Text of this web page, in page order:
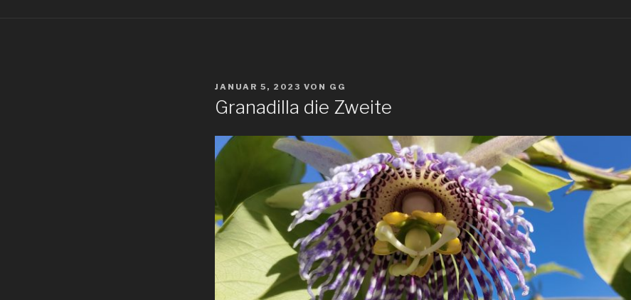
VERÖFFENTLICHT
JANUAR 5, 2023 VON GG
Granadilla die Zweite